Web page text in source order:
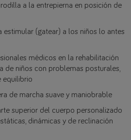
a la entrepierna en posición de
estimular (gatear) a los niños lo antes
médicos en la rehabilitación
de niños con problemas posturales,
equilibrio
de marcha suave y maniobrable
superior del cuerpo personalizado
dinámicas y de reclinación